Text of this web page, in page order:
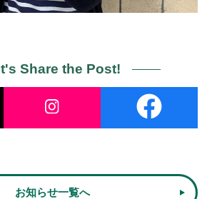
Share the Post!
お知らせ一覧へ